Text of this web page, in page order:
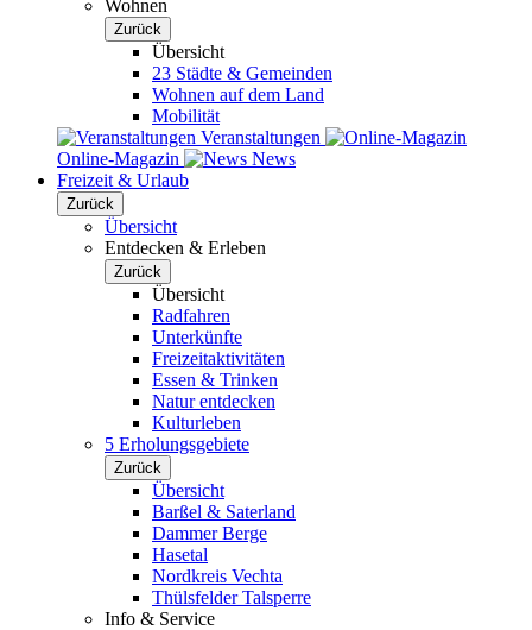
Wohnen
Zurück
Übersicht
23 Städte & Gemeinden
Wohnen auf dem Land
Mobilität
Veranstaltungen
Online-Magazin
News
Freizeit & Urlaub
Zurück
Übersicht
Entdecken & Erleben
Zurück
Übersicht
Radfahren
Unterkünfte
Freizeitaktivitäten
Essen & Trinken
Natur entdecken
Kulturleben
5 Erholungsgebiete
Zurück
Übersicht
Barßel & Saterland
Dammer Berge
Hasetal
Nordkreis Vechta
Thülsfelder Talsperre
Info & Service